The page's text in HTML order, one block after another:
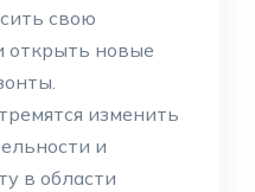
свою
новые
изменить
и
в области